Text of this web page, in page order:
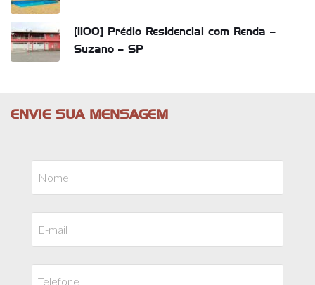
[1100] Prédio Residencial com Renda –
Suzano – SP
ENVIE SUA MENSAGEM